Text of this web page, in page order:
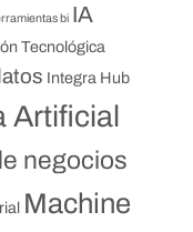
bi IA
Tecnológica
Integra Hub
Artificial
negocios
Machine